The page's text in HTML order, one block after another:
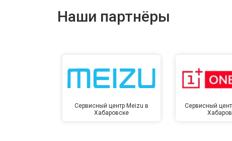
Наши партнёры
Сервисный центр Meizu в
Хабаровске
Сервисный